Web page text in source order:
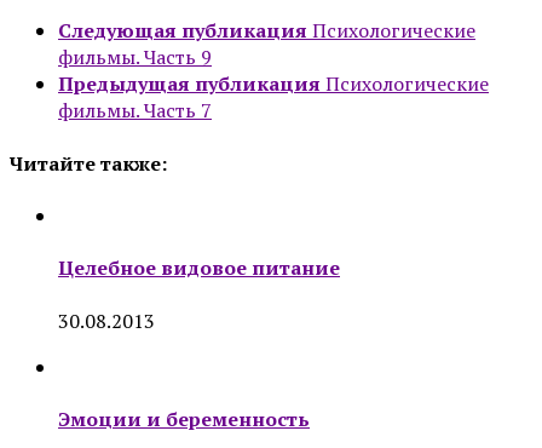
Следующая публикация Психологические
фильмы. Часть 9
Предыдущая публикация Психологические
фильмы. Часть 7
Читайте также:
Целебное видовое питание
30.08.2013
Эмоции и беременность